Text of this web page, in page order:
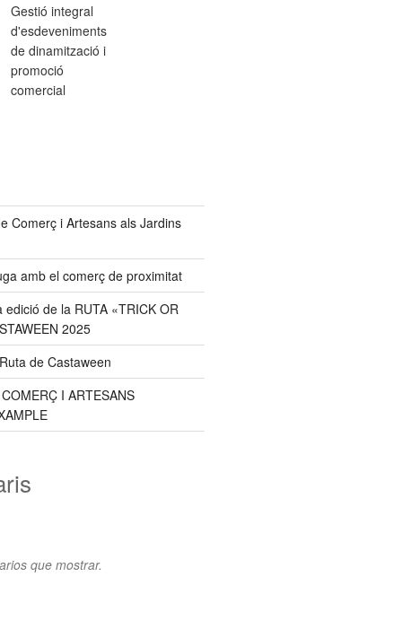
Gestió integral
d'esdeveniments
de dinamització i
promoció
comercial
Comerç i Artesans als Jardins
amb el comerç de proximitat
edició de la RUTA «TRICK OR
2025
de Castaween
I ARTESANS
que mostrar.